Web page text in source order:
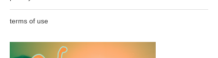
terms of use